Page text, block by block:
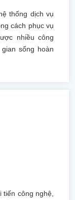
thống dịch vụ
cách phục vụ
nhiều công
sống hoàn
tiến công nghệ,